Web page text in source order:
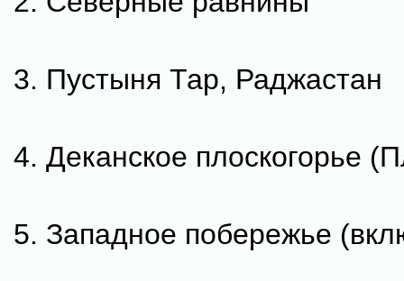
3. Пустыня Тар, Раджастан
4. Деканское плоскогорье
5. Западное побережье